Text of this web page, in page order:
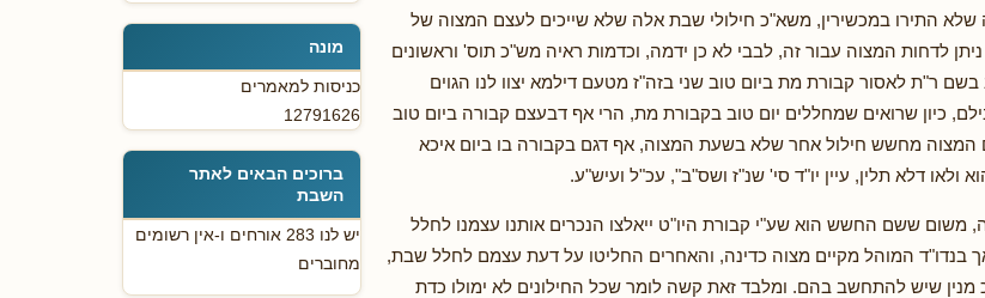
שלא התירו במכשירין, משא"כ חילולי שבת אלה שלא שייכים לעצם המצוה של
ניתן לדחות המצוה עבור זה, לבבי לא כן ידמה, וכדמות ראיה מש"כ תוס' וראשונים
ר"ת לאסור קבורת מת ביום טוב שני בזה"ז מטעם דילמא יצוו לנו הגוים
כיון שרואים שמחללים יום טוב בקבורת מת, הרי אף דבעצם קבורה ביום טוב
המצוה מחשש חילול אחר שלא בשעת המצוה, אף דגם בקבורה בו ביום איכא
ולאו דלא תלין, עיין יו"ד סי' שנ"ז ושס"ב", עכ"ל ועיש"ע.
משום ששם החשש הוא שע"י קבורת היו"ט ייאלצו הנכרים אותנו עצמנו לחלל
בנדו"ד המוהל מקיים מצוה כדינה, והאחרים החליטו על דעת עצמם לחלל שבת,
מנין שיש להתחשב בהם. ומלבד זאת קשה לומר שכל החילונים לא ימולו כדת
מונה
כניסות למאמרים
12791626
ברוכים הבאים לאתר
השבת
יש לנו 283 אורחים ו-אין רשומים
מחוברים